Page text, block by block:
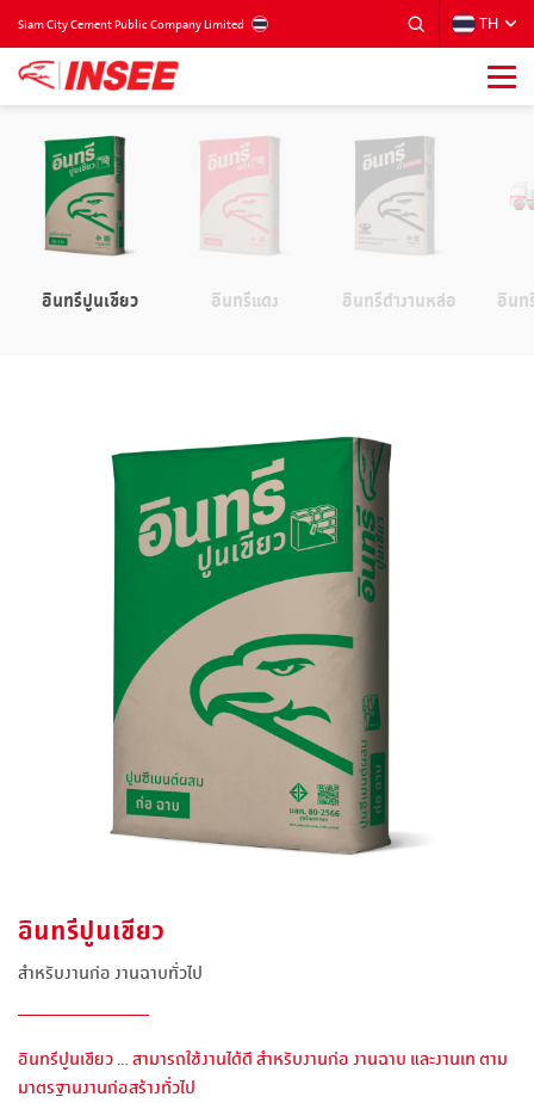
Siam City Cement Public Company Limited TH
อินทรีปูนเขียว อินทรีแดง อินทรีดำงานหล่อ อินท
อินทรีปูนเขียว
สำหรับงานก่อ งานฉาบทั่วไป
อินทรีปูนเขียว ... สามารถใช้งานได้ดี สำหรับงานก่อ งานฉาบ และงานเท ตาม
มาตรฐานงานก่อสร้างทั่วไป